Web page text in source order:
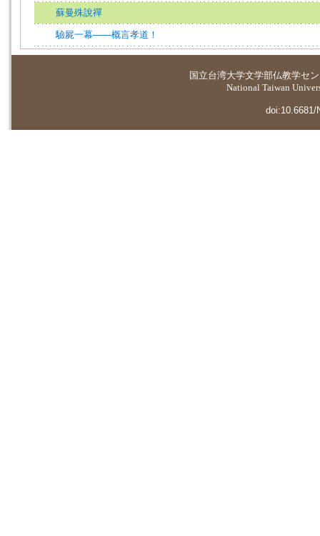
蘇曼殊說禪
驗屍一幕——概言孝道！
国立台湾大学文学部仏教学セ
National Taiwan
doi:10.6681/